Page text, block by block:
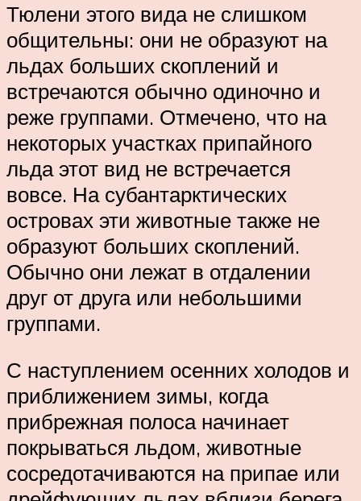
Тюлени этого вида не слишком
общительны: они не образуют на
льдах больших скоплений и
встречаются обычно одиночно и
реже группами. Отмечено, что на
некоторых участках припайного
льда этот вид не встречается
вовсе. На субантарктических
островах эти животные также не
образуют больших скоплений.
Обычно они лежат в отдалении
друг от друга или небольшими
группами.
С наступлением осенних холодов и
приближением зимы, когда
прибрежная полоса начинает
покрываться льдом, животные
сосредотачиваются на припае или